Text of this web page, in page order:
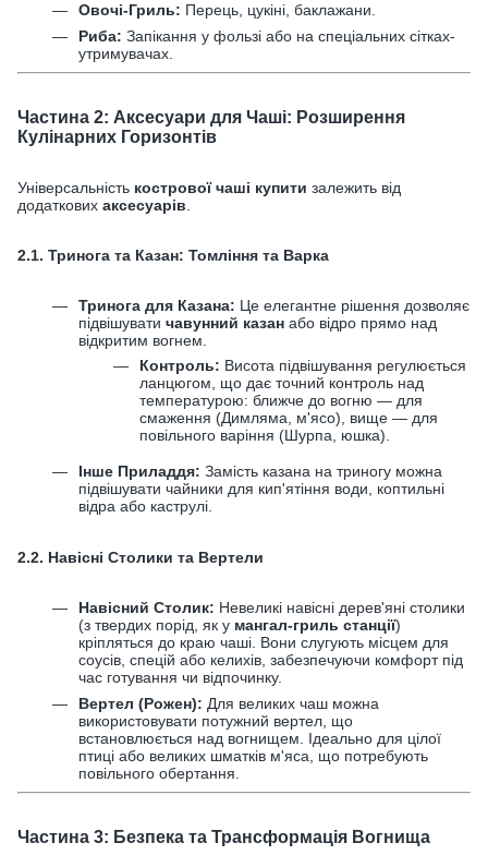
Овочі-Гриль: Перець, цукіні, баклажани.
Риба: Запікання у фользі або на спеціальних сітках-
утримувачах.
Частина 2: Аксесуари для Чаші: Розширення
Кулінарних Горизонтів
Універсальність кострової чаші купити залежить від
додаткових аксесуарів
2.1. Тринога та Казан: Томління та Варка
Тринога для Казана: Це елегантне рішення дозволяє
підвішувати чавунний казан або відро прямо над
відкритим вогнем.
Контроль: Висота підвішування регулюється
ланцюгом, що дає точний контроль над
температурою: ближче до вогню — для
смаження (Димляма, м'ясо), вище — для
повільного варіння (Шурпа, юшка).
Інше Приладдя: Замість казана на триногу можна
підвішувати чайники для кип'ятіння води, коптильні
відра або каструлі.
2.2. Навісні Столики та Вертели
Навісний Столик: Невеликі навісні дерев'яні столики
(з твердих порід, як у мангал-гриль станції)
кріпляться до краю чаші. Вони слугують місцем для
соусів, спецій або келихів, забезпечуючи комфорт під
час готування чи відпочинку.
Вертел (Рожен): Для великих чаш можна
використовувати потужний вертел, що
встановлюється над вогнищем. Ідеально для цілої
птиці або великих шматків м'яса, що потребують
повільного обертання.
Частина 3: Безпека та Трансформація Вогнища